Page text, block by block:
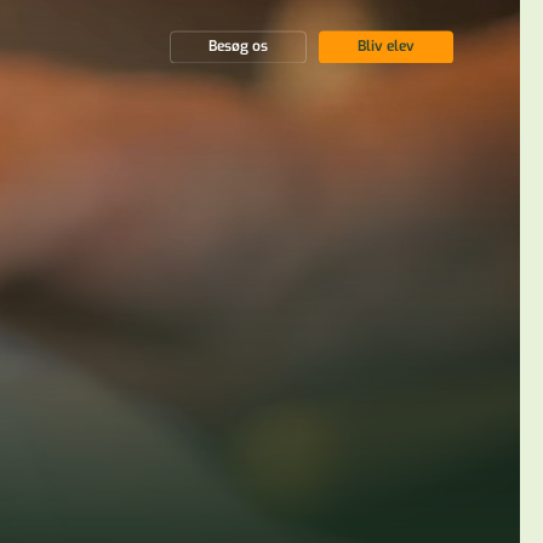
Besøg os Bliv elev